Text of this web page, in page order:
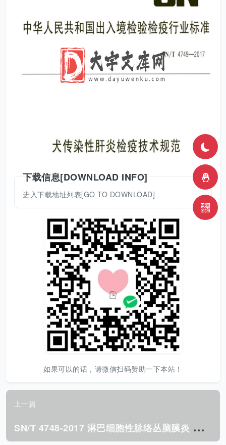
下载信息[DOWNLOAD INFO]
进入下载地址列表[GO TO DOWNLOAD]
如果可以的话，请微信扫码赞助一下本站！
上一篇
S
N/T 4748-2017 淋巴细胞性脉络丛脑膜炎 检疫技术规范.pdf